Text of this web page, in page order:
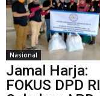
Nasional
Jamal Harja:
FOKUS DPD RI